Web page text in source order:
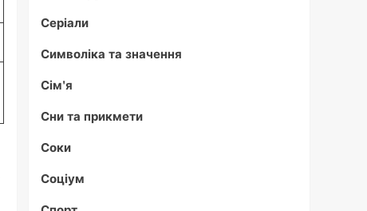
Серіали
Символіка та значення
Сім'я
Сни та прикмети
Соки
Соціум